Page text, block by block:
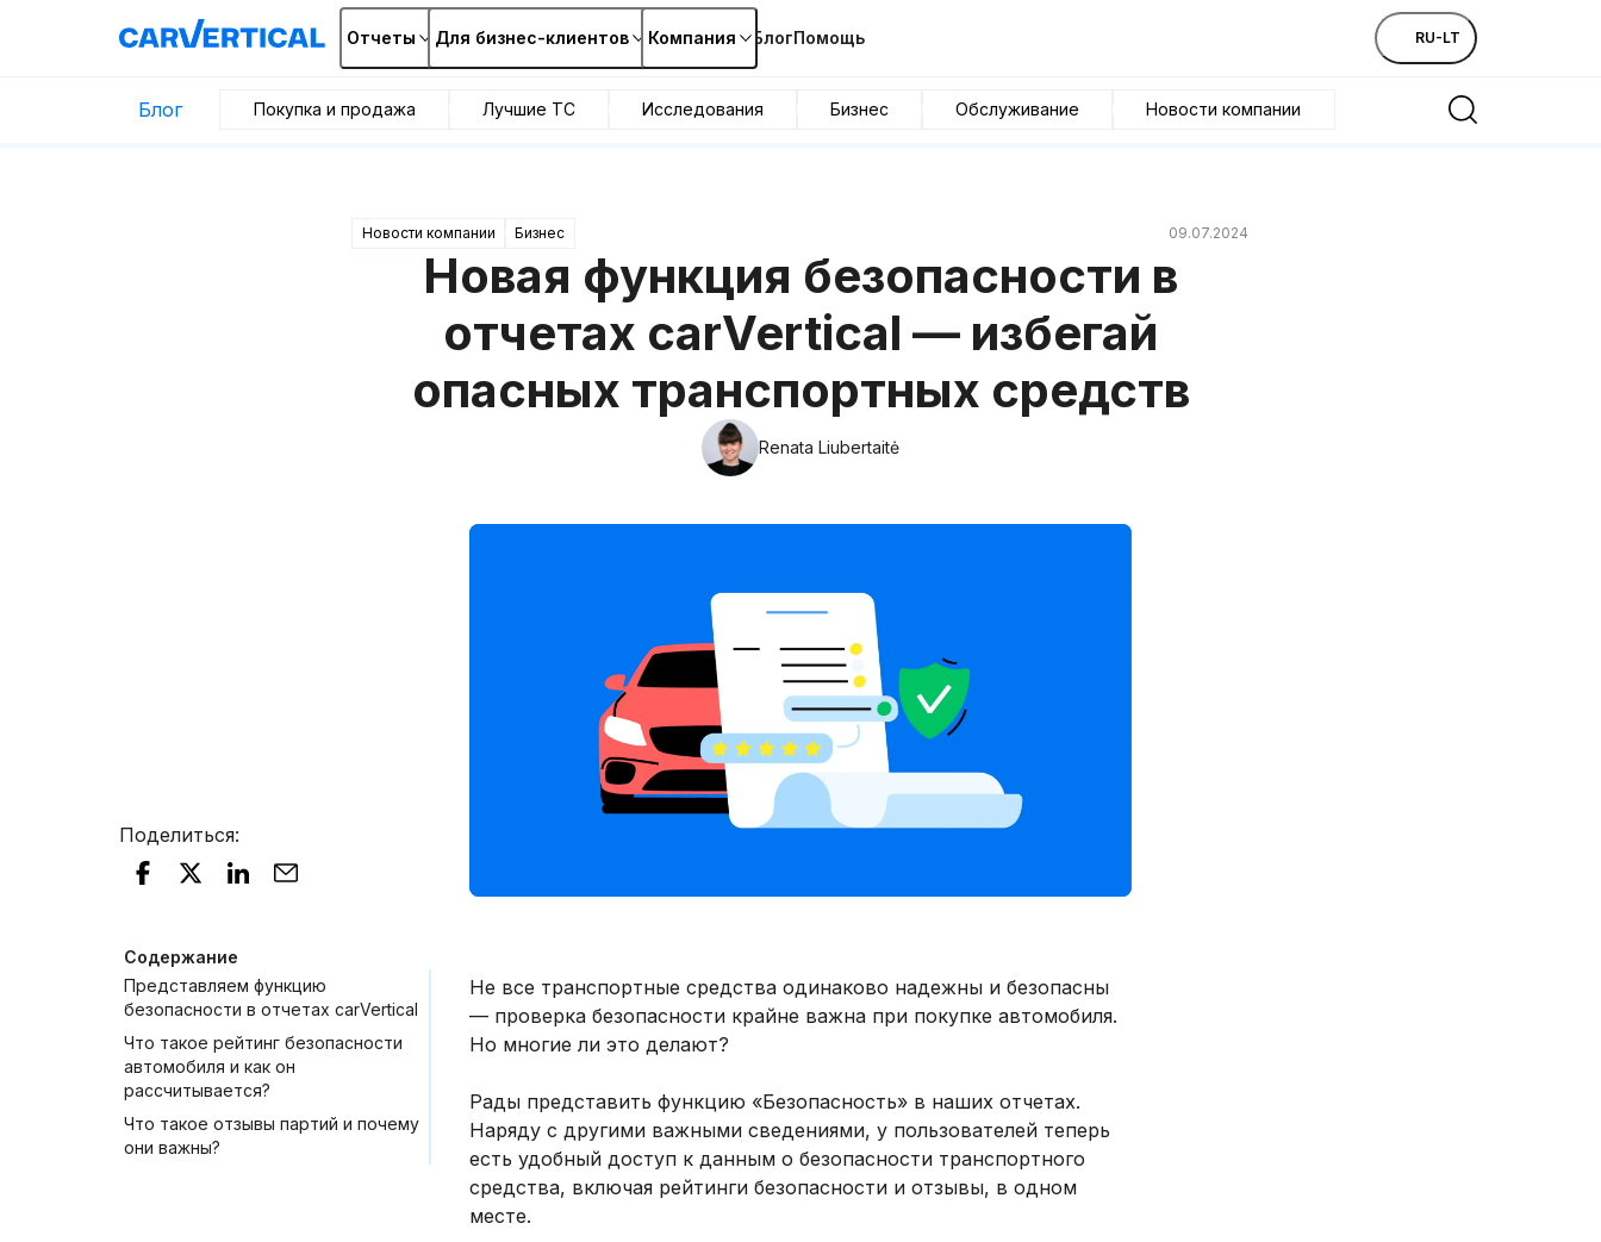
Отчеты Для бизнес-клиентов Компания БлогПомощь RU-LT
Блог Покупка и продажа Лучшие ТС Исследования Бизнес Обслуживание Новости компании
Новости компании Бизнес 09.07.2024
Новая функция безопасности в
отчетах carVertical — избегай
опасных транспортных средств
Renata Liubertaitė
Поделиться:
Содержание
Представляем функцию
безопасности в отчетах carVertical
Что такое рейтинг безопасности
автомобиля и как он
рассчитывается?
Что такое отзывы партий и почему
они важны?
Не все транспортные средства одинаково надежны и безопасны
— проверка безопасности крайне важна при покупке автомобиля.
Но многие ли это делают?
Рады представить функцию «Безопасность» в наших отчетах.
Наряду с другими важными сведениями, у пользователей теперь
есть удобный доступ к данным о безопасности транспортного
средства, включая рейтинги безопасности и отзывы, в одном
месте.